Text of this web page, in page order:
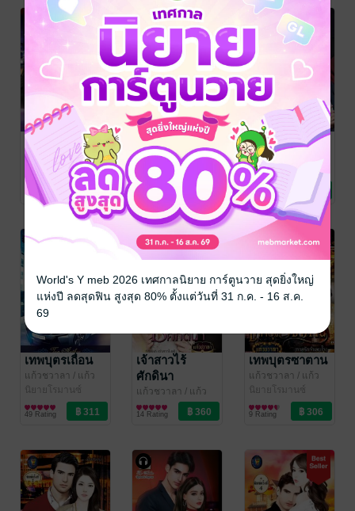
จักรกริชสอนรัก
(หนังสือเสียง)
แก้วชวาลา/ แก้ว
ชวาลา (ไลต์ ออฟ
เลิฟ บุ๊คส์)
นิยายโรมานซ์
5 Rating
ไม่อยากรักคุณ
(ซีรีส์ชุด รัก
เพียงคุณ ลำดับ
ที่ 2) (หนังสือ
เสียง)
แก้วชวาลา
/ แก้ว
ชวาลา (ไลต์ ออฟ
เลิฟ บุ๊คส์)
นิยายโรมานซ์
4 Rating
คืนพร้อมรัก
Readily Night
of love (ซีรีส์ชุด
ท่านประธานที่
ร้าย ลำดับที่ 3 )
(หนังสือเสียง)
แก้วชวาลา
ชวาลา (ไลต์ ออฟ
เลิฟ บุ๊คส์)
นิยายโรมานซ์
8 Rating
เทพบุตรเถื่อน
แก้วชวาลา / แก้ว
ชวาลา (ไลต์ ออฟ
เลิฟ บุ๊คส์)
นิยายโรมานซ์
49 Rating
เจ้าสาวไร้
ศักดินา
แก้วชวาลา / แก้ว
ชวาลา (ไลต์ ออฟ
เลิฟ บุ๊คส์)
นิยายโรมานซ์
14 Rating
เทพบุตรซาตาน
แก้วชวาลา / แก้ว
ชวาลา (ไลต์ ออฟ
เลิฟ บุ๊คส์)
นิยายโรมานซ์
9 Rating
World's Y meb 2026 เทศกาลนิยาย การ์ตูนวาย สุดยิ่งใหญ่
แห่งปี ลดสุดฟิน สูงสุด 80% ตั้งแต่วันที่ 31 ก.ค. - 16 ส.ค.
69